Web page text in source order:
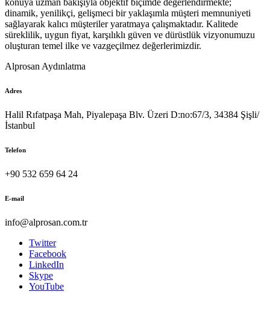
dinamik, yenilikçi, gelişmeci bir yaklaşımla müşteri memnuniyeti
sağlayarak kalıcı müşteriler yaratmaya çalışmaktadır. Kalitede
süreklilik, uygun fiyat, karşılıklı güven ve dürüstlük vizyonumuzu
oluşturan temel ilke ve vazgeçilmez değerlerimizdir.
Alprosan Aydınlatma
Adres
Halil Rıfatpaşa Mah, Piyalepaşa Blv. Üzeri D:no:67/3, 34384 Şişli/
İstanbul
Telefon
+90 532 659 64 24
E-mail
info@alprosan.com.tr
Twitter
Facebook
LinkedIn
Skype
YouTube